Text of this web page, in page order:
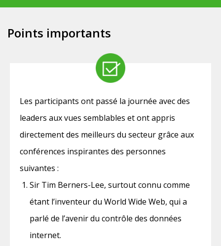
Points importants
Les participants ont passé la journée avec des
leaders aux vues semblables et ont appris
directement des meilleurs du secteur grâce aux
conférences inspirantes des personnes
suivantes :
Sir Tim Berners-Lee, surtout connu comme
étant l’inventeur du World Wide Web, qui a
parlé de l’avenir du contrôle des données
internet.